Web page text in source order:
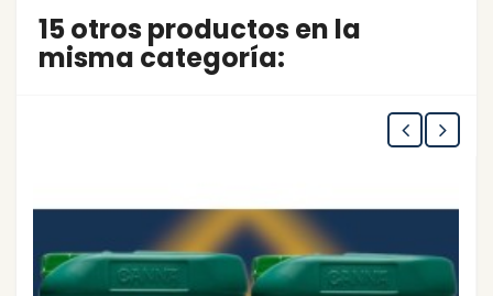
15 otros productos en la
misma categoría: